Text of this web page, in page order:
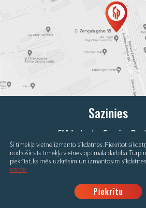
Šī tīmekļa vietne izmanto sīkdatnes. Piekrītot
nodrošināta tīmekļa vietnes optimāla darbība.
piekrītat, ka mēs uzkrāsim un izmantosim
vairāk
Piekrītu
Sazinies
SIA Industry Service
G.Zemgala gatve 85, Rīga,
+371 67798008
©Industry Service Partner 2026